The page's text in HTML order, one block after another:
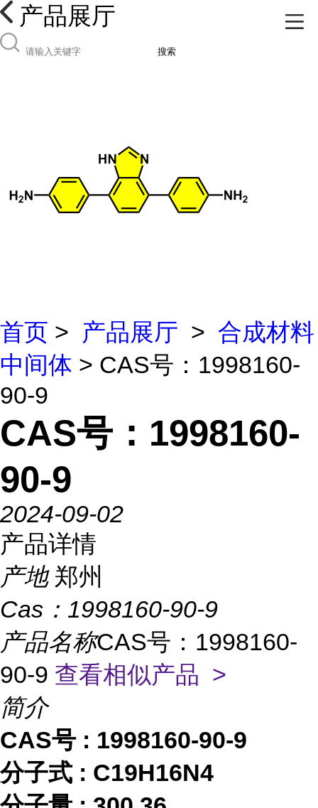
产品展厅
搜索
首页 > 产品展厅 > 合成材料
中间体 > CAS号：1998160-
90-9
CAS号：1998160-
90-9
2024-09-02
产品详情
产地 郑州
Cas： 1998160-90-9
产品名称CAS号：1998160-
90-9 查看相似产品 >
简介
CAS号 : 1998160-90-9
分子式 : C19H16N4